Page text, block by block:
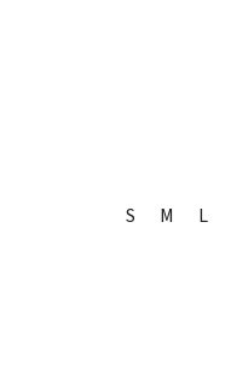
S M L